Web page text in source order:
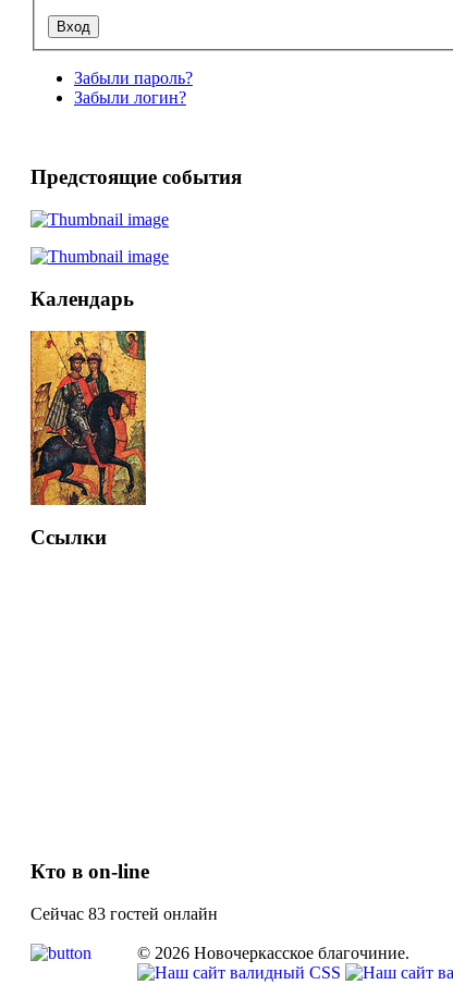
Забыли пароль?
Забыли логин?
Предстоящие события
Календарь
Ссылки
Кто в on-line
Сейчас 83 гостей онлайн
© 2026 Новочеркасское благочиние.